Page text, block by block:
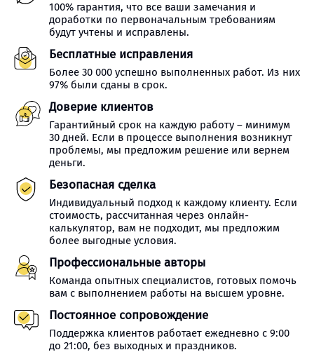
100% гарантия, что все ваши замечания и
доработки по первоначальным требованиям
будут учтены и исправлены.
Бесплатные исправления
Более 30 000 успешно выполненных работ. Из них
97% были сданы в срок.
Доверие клиентов
Гарантийный срок на каждую работу – минимум
30 дней. Если в процессе выполнения возникнут
проблемы, мы предложим решение или вернем
деньги.
Безопасная сделка
Индивидуальный подход к каждому клиенту. Если
стоимость, рассчитанная через онлайн-
калькулятор, вам не подходит, мы предложим
более выгодные условия.
Профессиональные авторы
Команда опытных специалистов, готовых помочь
вам с выполнением работы на высшем уровне.
Постоянное сопровождение
Поддержка клиентов работает ежедневно с 9:00
до 21:00, без выходных и праздников.